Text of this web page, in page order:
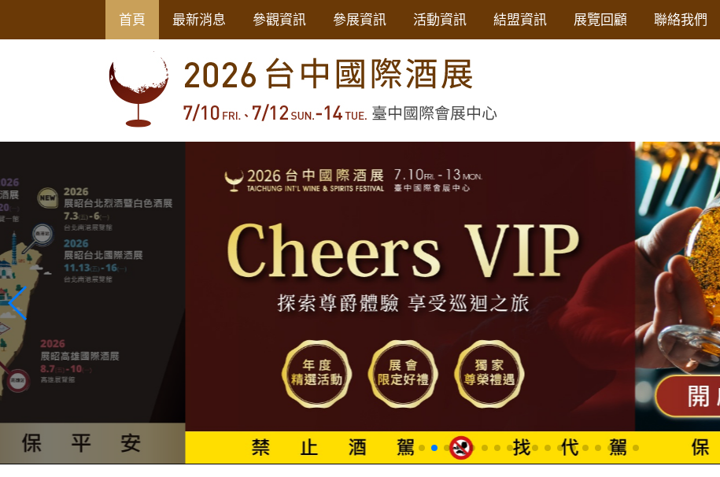
首頁 最新消息 參觀資訊 參展資訊 活動資訊 結盟資訊 展覽回顧 聯絡我們